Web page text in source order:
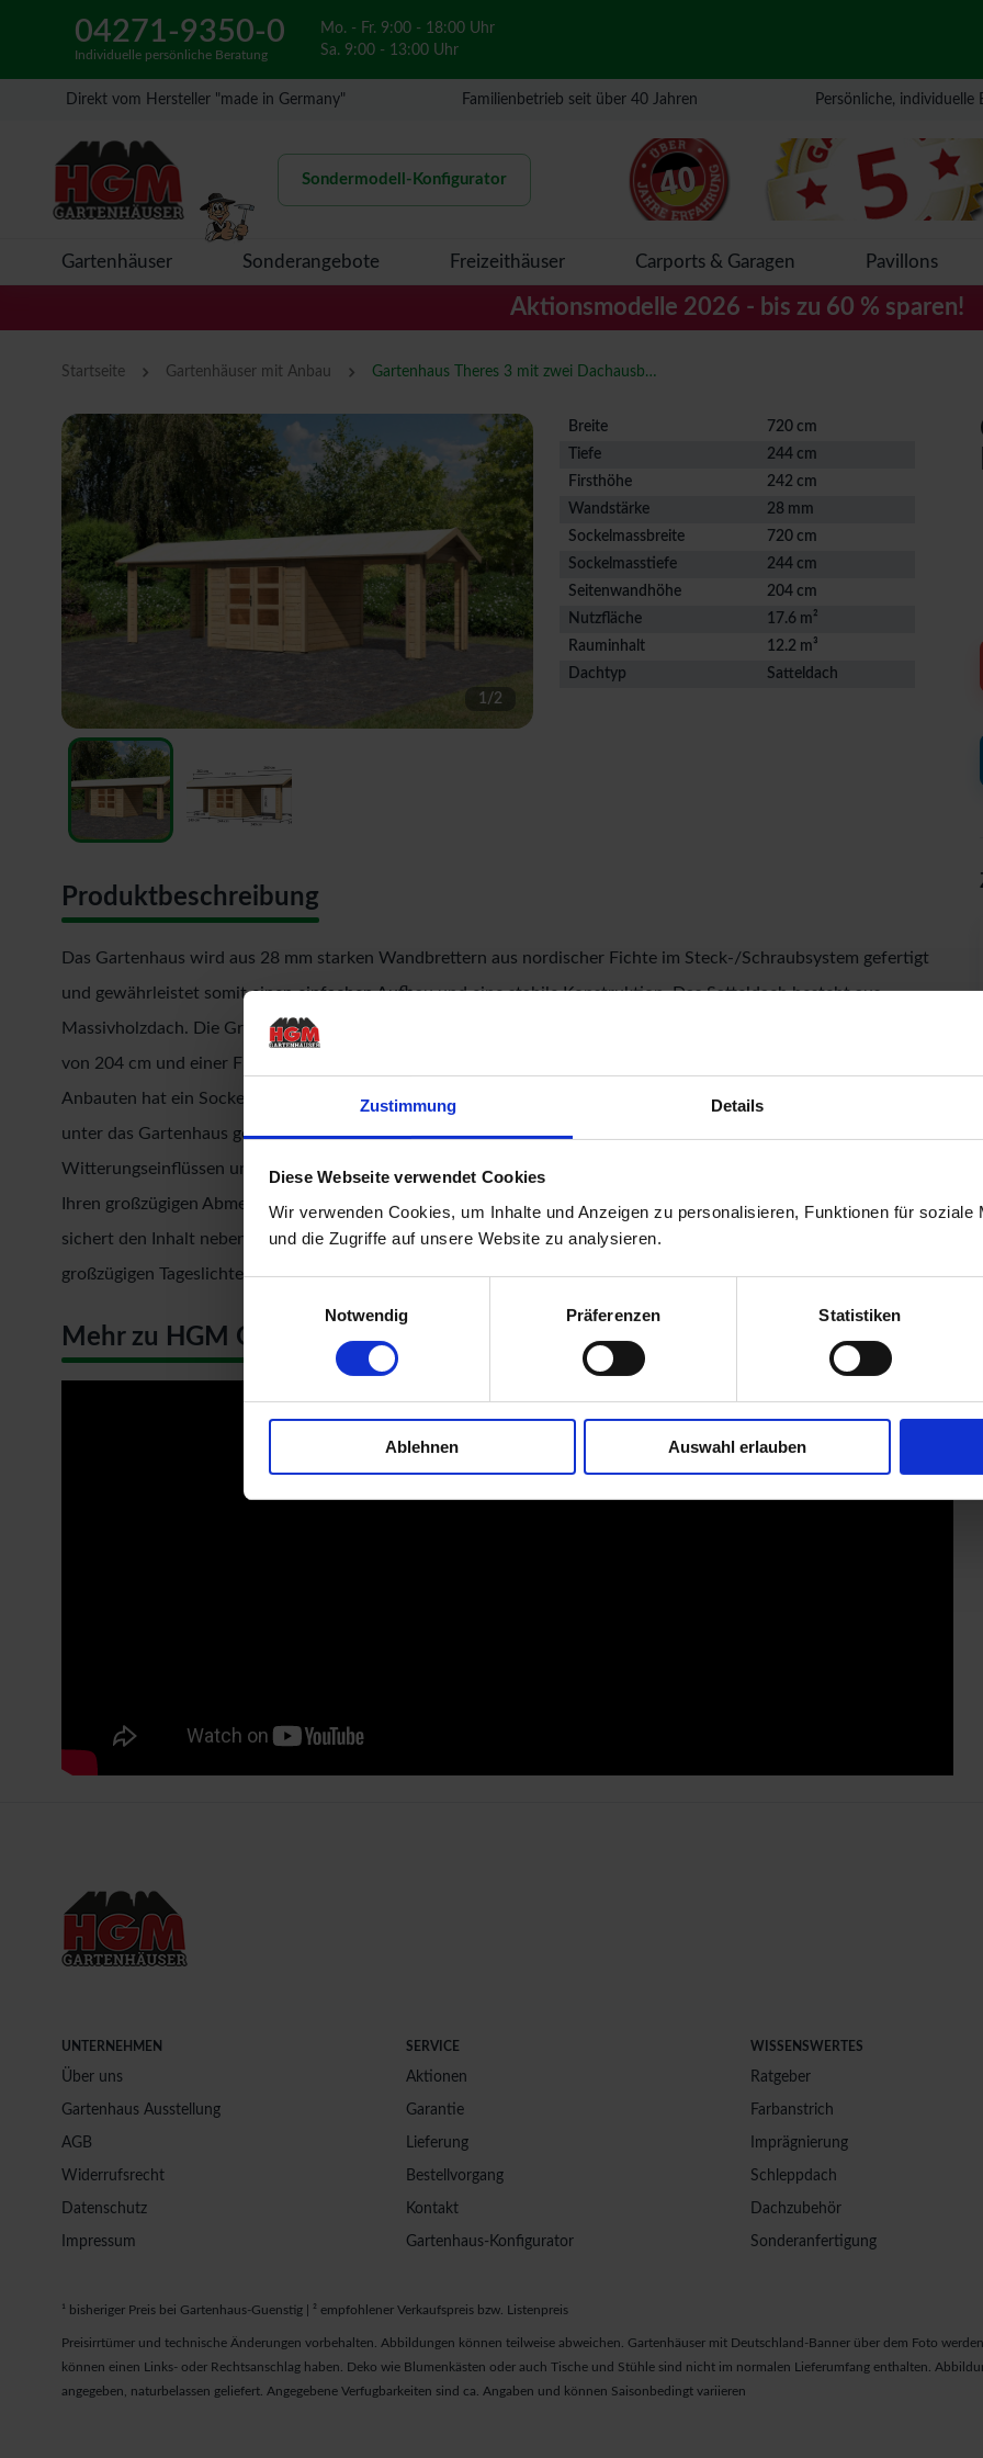
Zustimmung Details
Diese Webseite verwendet Cookies
Wir verwenden Cookies, um Inhalte und Anzeigen zu personalisieren, Funktionen für soziale
und die Zugriffe auf unsere Website zu analysieren.
Notwendig
Präferenzen Statistiken
Ablehnen Auswahl erlauben
04271-9350-0
Individuelle persönliche Beratung
Mo. - Fr. 9:00 - 18:00 Uhr
Sa. 9:00 - 13:00 Uhr
Direkt vom Hersteller "made in Germany" Familienbetrieb seit über 40 Jahren Persönliche, individuelle
Sondermodell-Konfigurator
Gartenhäuser Sonderangebote Freizeithäuser Carports & Garagen Pavillons
Aktionsmodelle 2026 - bis zu 60 % sparen!
Startseite › Gartenhäuser mit Anbau › Gartenhaus Theres 3 mit zwei Dachausbauelementen
1/2
Breite
720 cm
Tiefe
244 cm
Firsthöhe
242 cm
Wandstärke
28 mm
Sockelmassbreite
720 cm
Sockelmasstiefe
244 cm
Seitenwandhöhe
204 cm
Nutzfläche
17.6 m²
Rauminhalt
12.2 m³
Dachtyp
Satteldach
Produktbeschreibung
Das Gartenhaus wird aus 28 mm starken Wandbrettern aus nordischer Fichte im Steck-/Schraubsystem gefertigt
und gewährleistet somit einen einfachen Aufbau und eine stabile Konstruktion. Das Satteldach besteht aus
Massivholzdach. Die Grundfläche beträgt 5,5 qm bei einem umbauten Raum von 12,2 cbm. Mit einer Seitenhöhe
von 204 cm und einer Firsthöhe von 242 cm bietet das Gartenhaus optimale Raumnutzung. Das Gartenhaus ohne
Anbauten hat ein Sockelmaß von 240 cm x 244 cm. Bodenbalken sorgen für den Schutz von unten und werden
unter das Gartenhaus gelegt. Durch die Kesseldruckimprägnierung der Bodenbalken sind diese vor
Witterungseinflüssen und holzzersetzenden Pilzen bereits geschützt. Die praktische und vormontierte Tür sorgt mit
Ihren großzügigen Abmessungen und dem Massivholzrahmen für einen einfachen Zutritt in das Gartenhaus und
sichert den Inhalt nebenbei effektiv vor unbefugtem Zugriff. Die Verglasung der Lichtausschnitte sorgt für
großzügigen Tageslichteinfall.
Mehr zu HGM Gartenhäuser
UNTERNEHMEN
Über uns
Gartenhaus Ausstellung
AGB
Widerrufsrecht
Datenschutz
Impressum
SERVICE
Aktionen
Garantie
Lieferung
Bestellvorgang
Kontakt
Gartenhaus-Konfigurator
WISSENSWERTES
Ratgeber
Farbanstrich
Imprägnierung
Schleppdach
Dachzubehör
Sonderanfertigung
¹ bisheriger Preis bei Gartenhaus-Guenstig | ² empfohlener Verkaufspreis bzw. Listenpreis
Preisirrtümer und technische Änderungen vorbehalten. Abbildungen können teilweise abweichen. Gartenhäuser mit Deutschland-Banner über dem Foto
können einen Links- oder Rechtsanschlag haben. Deko wie Blumenkästen oder auch Tische und Stühle sind nicht im normalen Lieferumfang enthalten.
angegeben, naturbelassen geliefert. Angegebene Verfugbarkeiten sind ca. Angaben und können Saisonbedingt variieren